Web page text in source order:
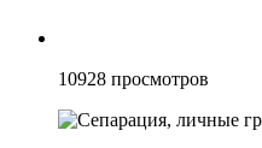
10928 просмотров